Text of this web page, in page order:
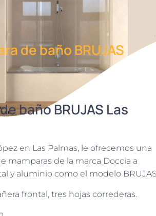
de baño BRUJAS
baño BRUJAS Las
en Las Palmas, le ofrecemos una
mamparas de la marca Doccia a
y aluminio como el modelo
frontal, tres hojas correderas.